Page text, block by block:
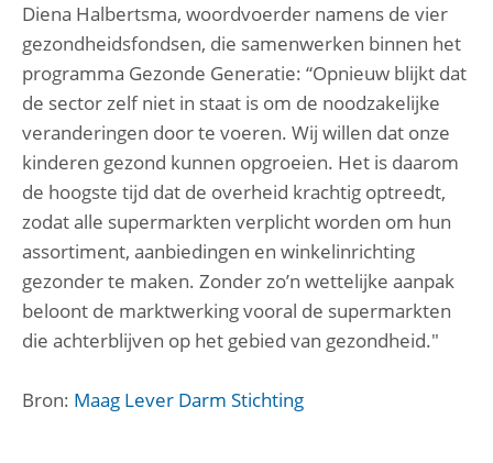
Diena Halbertsma, woordvoerder namens de vier
gezondheidsfondsen, die samenwerken binnen het
programma Gezonde Generatie: “Opnieuw blijkt dat
de sector zelf niet in staat is om de noodzakelijke
veranderingen door te voeren. Wij willen dat onze
kinderen gezond kunnen opgroeien. Het is daarom
de hoogste tijd dat de overheid krachtig optreedt,
zodat alle supermarkten verplicht worden om hun
assortiment, aanbiedingen en winkelinrichting
gezonder te maken. Zonder zo’n wettelijke aanpak
beloont de marktwerking vooral de supermarkten
die achterblijven op het gebied van gezondheid."
Bron: Maag Lever Darm Stichting